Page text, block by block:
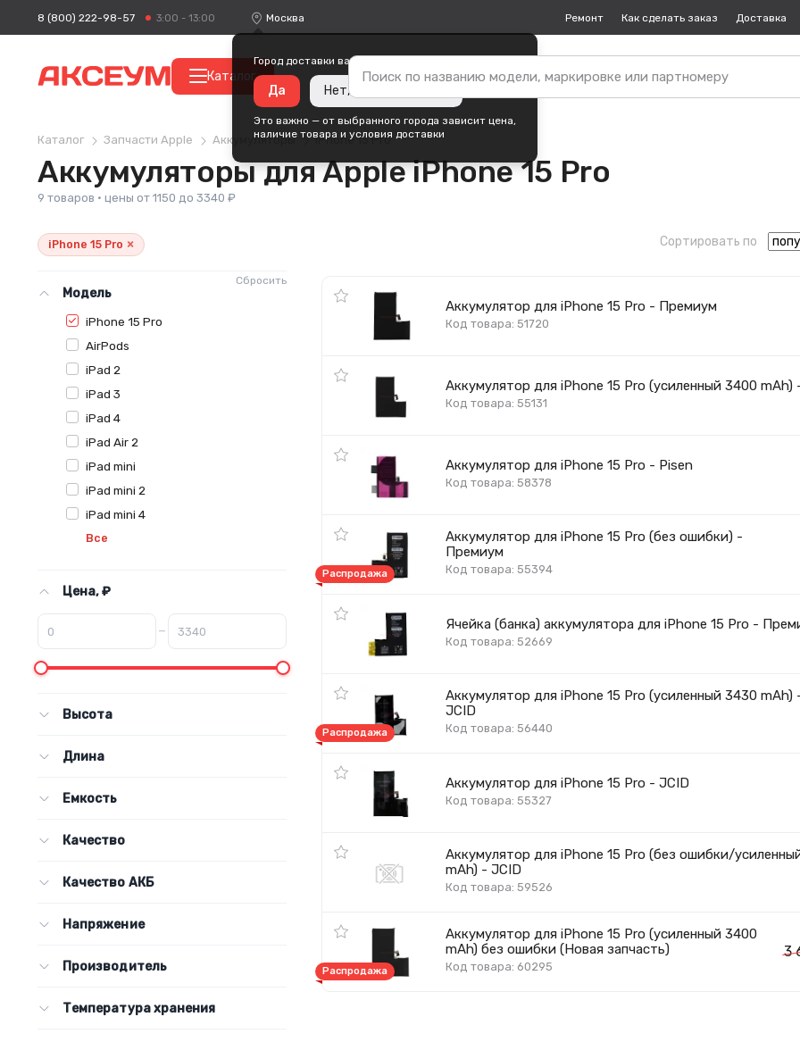
8 (800) 222-98-57 3:00 - 13:00 Москва
Город доставки ваших покупок —
Да Нет, изменить город
Это важно — от выбранного города зависит цена,
наличие товара и условия доставки
Ремонт Как сделать заказ Доставка
Каталог
Каталог Запчасти Apple Аккумуляторы iPhone 15 Pro
Аккумуляторы для Apple iPhone 15 Pro
9 товаров · цены от 1150 до 3340 ₽
iPhone 15 Pro ×
Сбросить
Модель
iPhone 15 Pro
AirPods
iPad 2
iPad 3
iPad 4
iPad Air 2
iPad mini
iPad mini 2
iPad mini 4
Все
Цена, ₽
–
Высота
Длина
Емкость
Качество
Качество АКБ
Напряжение
Производитель
Температура хранения
Сортировать по
Аккумулятор для iPhone 15 Pro - Премиум
Код товара: 51720
Аккумулятор для iPhone 15 Pro (усиленный 3400
Код товара: 55131
Аккумулятор для iPhone 15 Pro - Pisen
Код товара: 58378
Аккумулятор для iPhone 15 Pro (без ошибки) -
Премиум
Код товара: 55394
Распродажа
Ячейка (банка) аккумулятора для iPhone 15 Pro -
Код товара: 52669
Аккумулятор для iPhone 15 Pro (усиленный 3430 mAh)
JCID
Код товара: 56440
Распродажа
Аккумулятор для iPhone 15 Pro - JCID
Код товара: 55327
Аккумулятор для iPhone 15 Pro (без ошибки/
mAh) - JCID
Код товара: 59526
Аккумулятор для iPhone 15 Pro (усиленный 3400
mAh) без ошибки (Новая запчасть)
Код товара: 60295
Распродажа
3